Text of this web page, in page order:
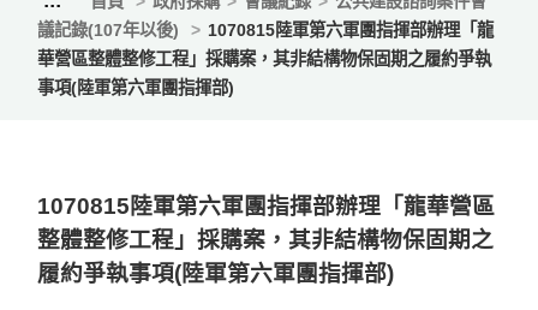
議記錄(107年以後)
1070815陸軍第六軍團指揮部辦理「龍
華營區整體整修工程」採購案，其非結構物保固期之履約爭執
事項(陸軍第六軍團指揮部)
1070815陸軍第六軍團指揮部辦理「龍華營區
整體整修工程」採購案，其非結構物保固期之
履約爭執事項(陸軍第六軍團指揮部)